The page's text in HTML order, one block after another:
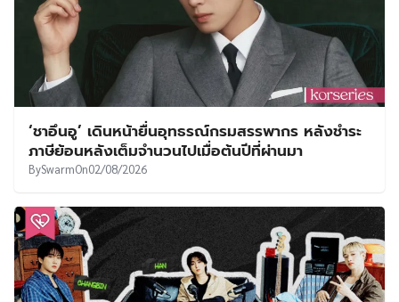
‘ชาอึนอู’ เดินหน้ายื่นอุทธรณ์กรมสรรพากร หลังชำระ
ภาษีย้อนหลังเต็มจำนวนไปเมื่อต้นปีที่ผ่านมา
BySwarmOn02/08/2026